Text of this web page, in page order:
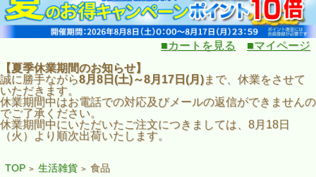
■カートを見る
■マイページ
【夏季休業期間のお知らせ】
誠に勝手ながら8月8日(土)～8月17日(月)まで、休業をさせて
いただきます。
休業期間中はお電話での対応及びメールの返信ができませんの
でご了承ください。
休業期間中にいただいたご注文につきましては、8月18日
（火）より順次出荷いたします。
TOP > 生活雑貨 > 食品